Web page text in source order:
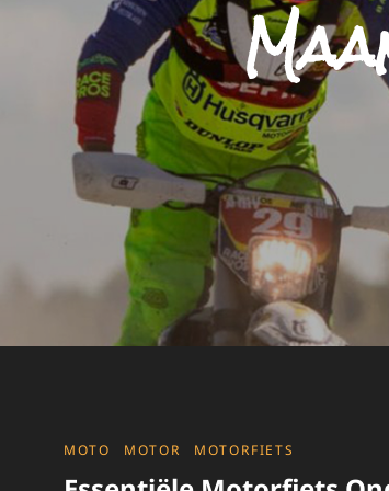
CATEGORIES
MOTO MOTOR MOTORFIETS